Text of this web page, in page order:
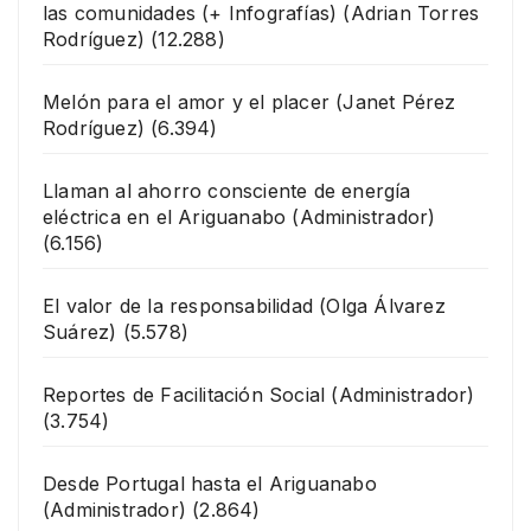
las comunidades (+ Infografías) (Adrian Torres
Rodríguez) (12.288)
Melón para el amor y el placer (Janet Pérez
Rodríguez) (6.394)
Llaman al ahorro consciente de energía
eléctrica en el Ariguanabo (Administrador)
(6.156)
El valor de la responsabilidad (Olga Álvarez
Suárez) (5.578)
Reportes de Facilitación Social (Administrador)
(3.754)
Desde Portugal hasta el Ariguanabo
(Administrador) (2.864)